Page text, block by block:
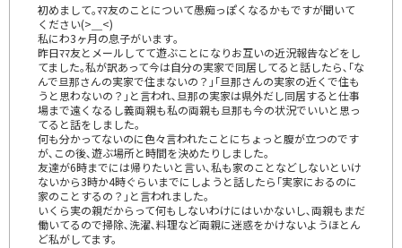
初めまして｡ﾏﾏ友のことについて愚痴っぽくなるかもですが聞いて
ください(>＿<)
私にわ3ヶ月の息子がいます｡
昨日ﾏﾏ友とメールしてて遊ぶことになりお互いの近況報告などをし
てました｡私が訳あって今は自分の実家で同居してると話したら､｢な
んで旦那さんの実家で住まないの？｣｢旦那さんの実家の近くで住も
うと思わないの？｣と言われ､旦那の実家は県外だし同居すると仕事
場まで遠くなるし義両親も私の両親も旦那も今の状況でいいと思っ
てると話をしました。
何も分かってないのに色々言われたことにちょっと腹が立つのです
が､この後､遊ぶ場所と時間を決めたりしました｡
友達が6時までには帰りたいと言い､私も家のことなどしないといけ
ないから3時か4時ぐらいまでにしようと話したら｢実家におるのに
家のことするの？｣と言われました｡
いくら実の親だからって何もしないわけにはいかないし､両親もまだ
働いてるので掃除､洗濯､料理など両親に迷惑をかけないようほとん
ど私がしてます。